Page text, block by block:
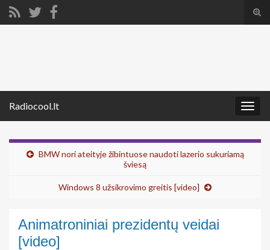
Radiocool.lt
BMW nori ateityje žibintuose naudoti lazerio sukuriamą
šviesą
Windows 8 užsikrovimo greitis [video]
Animatroniniai prezidentų veidai
[video]